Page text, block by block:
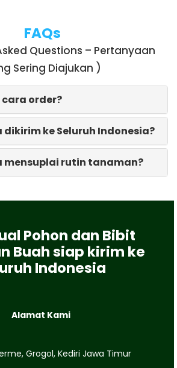
FAQs
Questions – Pertanyaan
Sering Diajukan )
order?
dikirim ke Seluruh Indonesia?
mensuplai rutin tanaman?
Pohon dan Bibit
Buah siap kirim ke
Indonesia
Alamat Kami
Grogol, Kediri Jawa Timur